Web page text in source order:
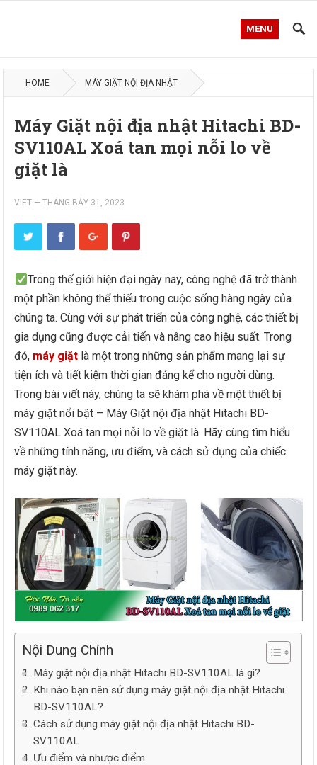
MENU
HOME MÁY GIẶT NỘI ĐỊA NHẬT
Máy Giặt nội địa nhật Hitachi BD-
SV110AL Xoá tan mọi nỗi lo về
giặt là
VIET —THÁNG BẢY 31, 2023
Trong thế giới hiện đại ngày nay, công nghệ đã trở thành
một phần không thể thiếu trong cuộc sống hàng ngày của
chúng ta. Cùng với sự phát triển của công nghệ, các thiết bị
gia dụng cũng được cải tiến và nâng cao hiệu suất. Trong
đó, máy giặt là một trong những sản phẩm mang lại sự
tiện ích và tiết kiệm thời gian đáng kể cho người dùng.
Trong bài viết này, chúng ta sẽ khám phá về một thiết bị
máy giặt nổi bật – Máy Giặt nội địa nhật Hitachi BD-
SV110AL Xoá tan mọi nỗi lo về giặt là. Hãy cùng tìm hiểu
về những tính năng, ưu điểm, và cách sử dụng của chiếc
máy giặt này.
Nội Dung Chính
Máy giặt nội địa nhật Hitachi BD-SV110AL là gì?
Khi nào bạn nên sử dụng máy giặt nội địa nhật Hitachi
BD-SV110AL?
Cách sử dụng máy giặt nội địa nhật Hitachi BD-
SV110AL
Ưu điểm và nhược điểm